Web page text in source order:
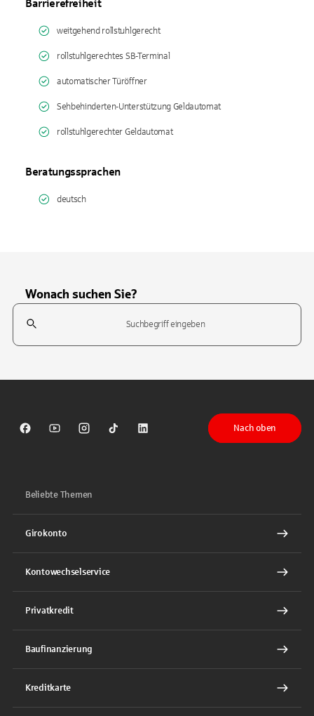
Barrierefreiheit
weitgehend rollstuhlgerecht
rollstuhlgerechtes SB-Terminal
automatischer Türöffner
Sehbehinderten-Unterstützung Geldautomat
rollstuhlgerechter Geldautomat
Beratungssprachen
deutsch
Wonach suchen Sie?
Suchfeld
Sparkasse auf Facebook
Sparkasse auf Youtube
Sparkasse auf Instagram
Sparkasse auf TikTok
Sparkasse auf LinkedIn
Nach oben
Beliebte Themen
Girokonto
Kontowechselservice
Privatkredit
Baufinanzierung
Kreditkarte